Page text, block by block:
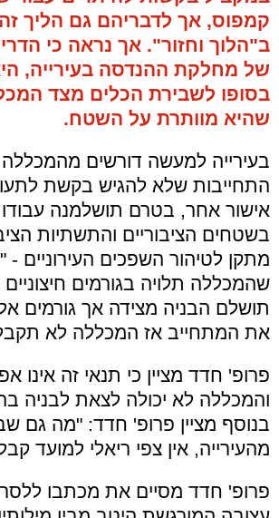
קמפוס, אך לדבריהם גם הליך
ב"הלוך וחזור". אך נראה כי
של מחלקת ההנדסה בעירייה,
בסופו לשבירת הכלים מצד
שהיא מוותרת על השטח.
בעירייה למעשה דורשים
התחייבות שלא להגיש בקשת
אישור אחר, בטרם תושלמנה
בשטחים הציבוריים והתשתיות
מתקן לטיהור השפכים העירוניים -
שהמכללה תלויה בגורמים
תושלם הבניה מצידה אך גורמים
את המתחייב אז המכללה לא
פרופ' חדד מציין כי תנאי זה אינו
והמכללה לא יכולה לצאת לבניה
בנוסף מציין פרופ' חדד: "מה גם
מהעירייה, אין צפי ריאלי למועד
פרופ' חדד מסיים את מכתבו